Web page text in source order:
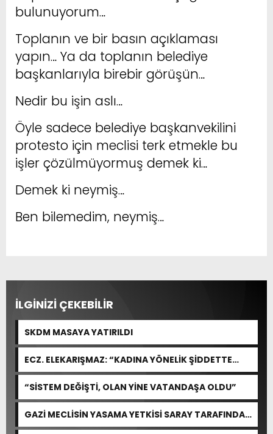
bulunuyorum…
Toplanın ve bir basın açıklaması
yapın… Ya da toplanın belediye
başkanlarıyla birebir görüşün…
Nedir bu işin aslı…
Öyle sadece belediye başkanvekilini
protesto için meclisi terk etmekle bu
işler çözülmüyormuş demek ki…
Demek ki neymiş…
Ben bilemedim, neymiş…
İLGİNİZİ ÇEKEBİLİR
SKDM MASAYA YATIRILDI
ECZ. ELEKARIŞMAZ: “KADINA YÖNELİK ŞİDDETTE
HAFİFLETİCİ SEBEP KABUL EDİLEMEZ”
“SİSTEM DEĞİŞTİ, OLAN YİNE VATANDAŞA OLDU”
GAZİ MECLİSİN YASAMA YETKİSİ SARAY TARAFINDAN
GASP EDİLDİ